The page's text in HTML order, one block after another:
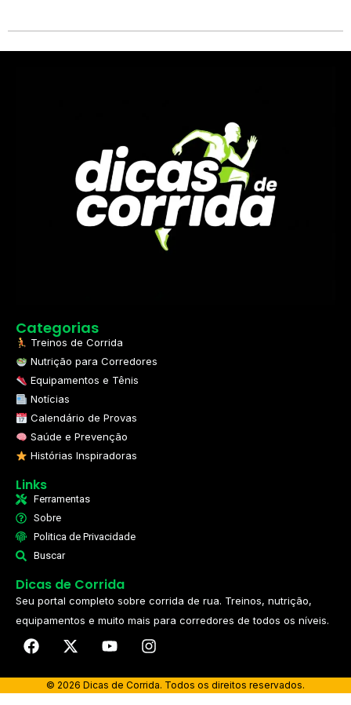
Categorias
Treinos de Corrida
Nutrição para Corredores
Equipamentos e Tênis
Notícias
Calendário de Provas
Saúde e Prevenção
Histórias Inspiradoras
Links
Ferramentas
Sobre
Politica de Privacidade
Buscar
Dicas de Corrida
Seu portal completo sobre corrida de rua. Treinos, nutrição,
equipamentos e muito mais para corredores de todos os níveis.​
© 2026 Dicas de Corrida. Todos os direitos reservados.